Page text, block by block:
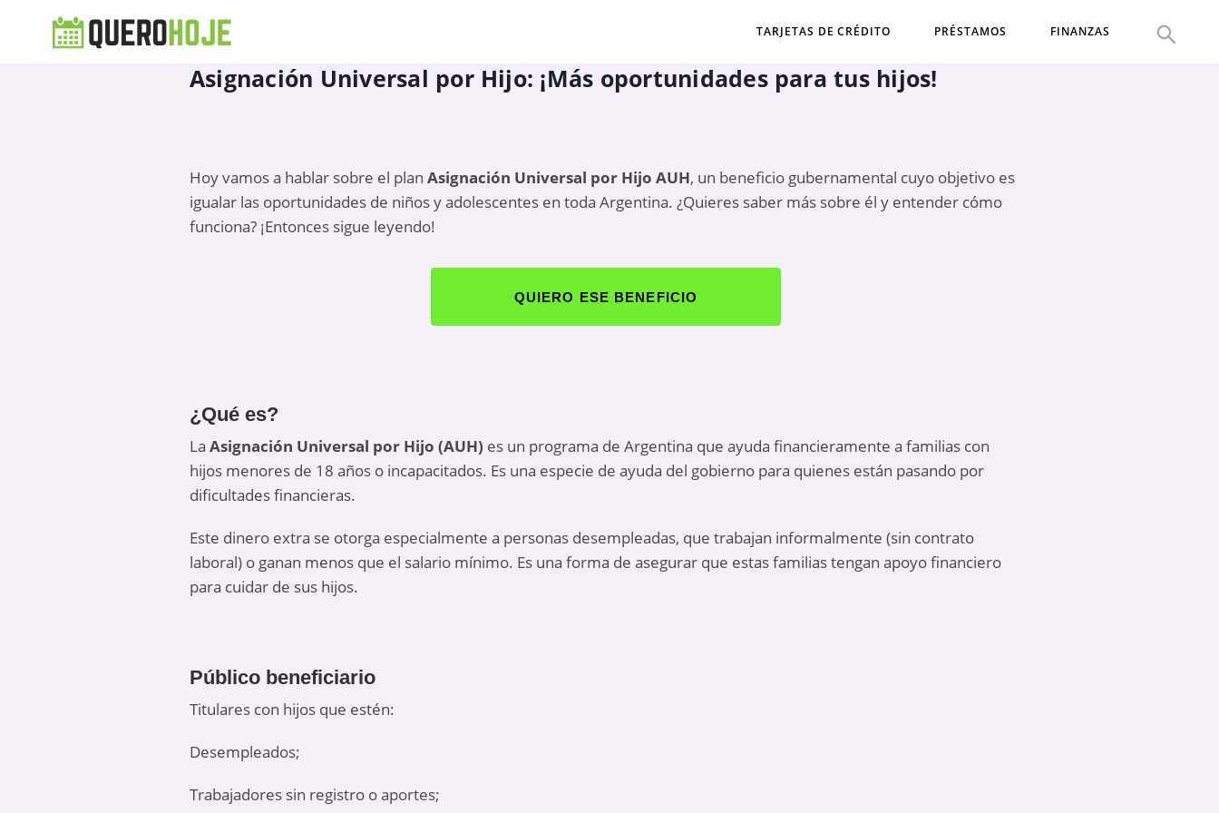
TARJETAS DE CRÉDITO PRÉSTAMOS FINANZAS
Asignación Universal por Hijo: ¡Más oportunidades para tus hijos!
Hoy vamos a hablar sobre el plan Asignación Universal por Hijo AUH, un beneficio gubernamental cuyo objetivo es
igualar las oportunidades de niños y adolescentes en toda Argentina. ¿Quieres saber más sobre él y entender cómo
funciona? ¡Entonces sigue leyendo!
QUIERO ESE BENEFICIO
¿Qué es?
La Asignación Universal por Hijo (AUH) es un programa de Argentina que ayuda financieramente a familias con
hijos menores de 18 años o incapacitados. Es una especie de ayuda del gobierno para quienes están pasando por
dificultades financieras.
Este dinero extra se otorga especialmente a personas desempleadas, que trabajan informalmente (sin contrato
laboral) o ganan menos que el salario mínimo. Es una forma de asegurar que estas familias tengan apoyo financiero
para cuidar de sus hijos.
Público beneficiario
Titulares con hijos que estén:
Desempleados;
Trabajadores sin registro o aportes;